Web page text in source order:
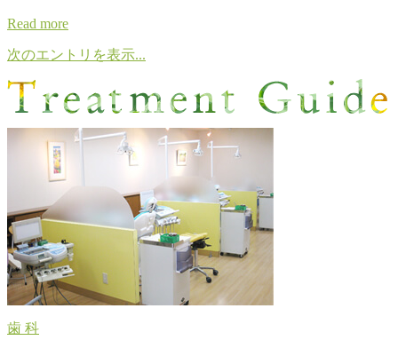
Read more
次のエントリを表示...
歯 科